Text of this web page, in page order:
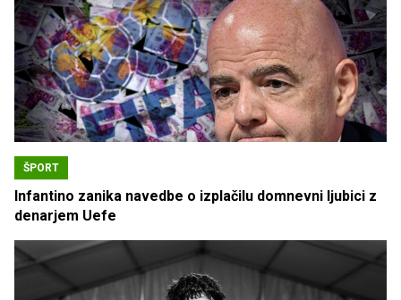
ŠPORT
Infantino zanika navedbe o izplačilu domnevni ljubici z
denarjem Uefe